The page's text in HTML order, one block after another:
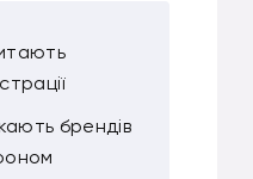
брендів